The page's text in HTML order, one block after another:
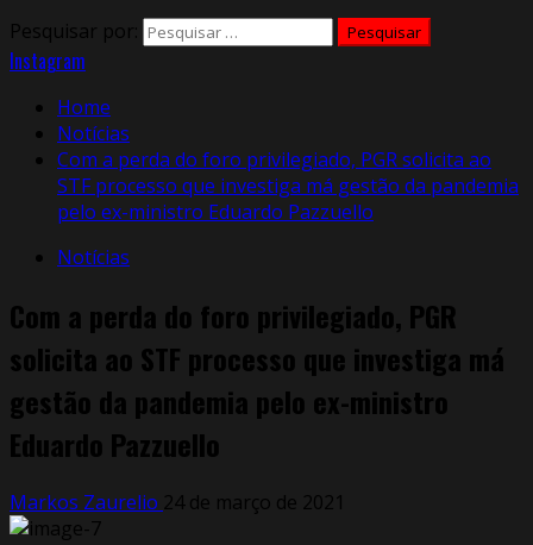
Pesquisar por:
Instagram
Home
Notícias
Com a perda do foro privilegiado, PGR solicita ao
STF processo que investiga má gestão da pandemia
pelo ex-ministro Eduardo Pazzuello
Notícias
Com a perda do foro privilegiado, PGR
solicita ao STF processo que investiga má
gestão da pandemia pelo ex-ministro
Eduardo Pazzuello
Markos Zaurelio 24 de março de 2021